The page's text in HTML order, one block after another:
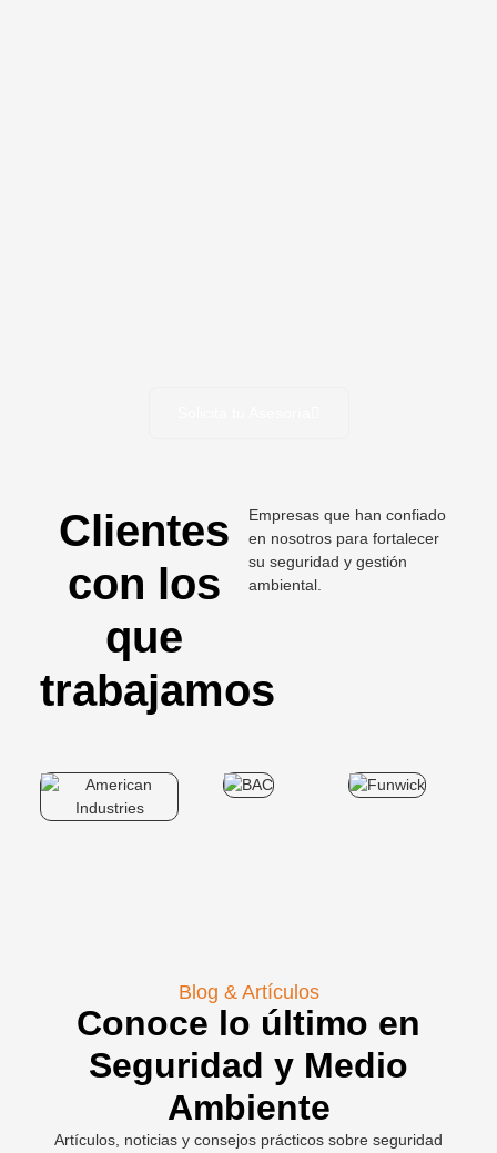
Clientes
con los
que
trabajamos
Empresas que han confiado
en nosotros para fortalecer
su seguridad y gestión
ambiental.
Blog & Artículos
Conoce lo último en
Seguridad y Medio
Ambiente
Artículos, noticias y consejos prácticos sobre seguridad